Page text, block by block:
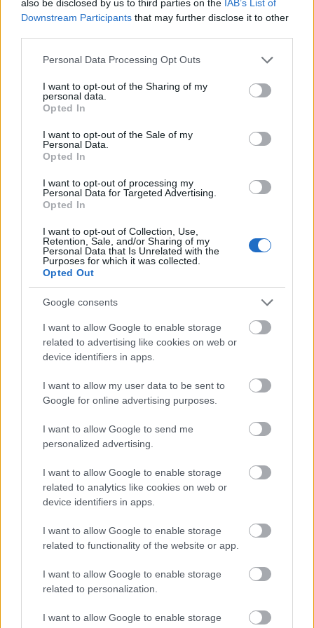
also be disclosed by us to third parties on the IAB’s List of
Downstream Participants that may further disclose it to other
Please note that this website/app uses one or more Google
not limited to your visit or usage behaviour. You may click to
grant or deny consent to Google and its third-party tags to
use your data for below specified purposes in below Google
consent section.
Personal Data Processing Opt Outs
I want to opt-out of the Sharing of my
personal data.
Opted In
I want to opt-out of the Sale of my
Personal Data.
Opted In
I want to opt-out of processing my
Personal Data for Targeted Advertising.
Opted In
I want to opt-out of Collection, Use,
Retention, Sale, and/or Sharing of my
Personal Data that Is Unrelated with the
Purposes for which it was collected.
Opted Out
Google consents
I want to allow Google to enable storage
related to advertising like cookies on web or
device identifiers in apps.
I want to allow my user data to be sent to
Google for online advertising purposes.
I want to allow Google to send me
personalized advertising.
I want to allow Google to enable storage
related to analytics like cookies on web or
device identifiers in apps.
I want to allow Google to enable storage
related to functionality of the website or app.
I want to allow Google to enable storage
related to personalization.
I want to allow Google to enable storage
kompóttal, házi burgonya tempurával.Nem olcsóa
Amíg várunk az ételre, ránk esteledik. A lámpákat a
fejünk felett nem kapcsolják fel, ülünk a sötétben.
Hátul, a zenészek előtt ki van világítva az időközben
szinte üressé vált udvar, de oda nincs kedvünk
átülni. Nem csak a zenészek miatt, bár egyetértünk
abban, hogy elég furcsa lenne úgy végighallgatni a
Szerelemvonatot, hogy közben senki sem
roggyantgatja be a térdét a másik vállát fogva.
úriember, és vele egy kidobott szilikonos hölgy, aki
három-ötpercenként szabályosan felnyerít egy maga
véget a hangzavarnak.